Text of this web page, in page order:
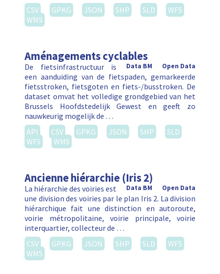
CSV
GPKG JSON SHP SLD
WFS
WMS
Aménagements cyclables
Open Data
Data BM
De fietsinfrastructuur is
een aanduiding van de fietspaden, gemarkeerde
fietsstroken, fietsgoten en fiets-/busstroken. De
dataset omvat het volledige grondgebied van het
Brussels Hoofdstedelijk Gewest en geeft zo
nauwkeurig mogelijk de …
API
CSV GPKG JSON SHP
SLD
WFS
WMS
Ancienne hiérarchie (Iris 2)
Open Data
Data BM
La hiérarchie des voiries est
une division des voiries par le plan Iris 2. La division
hiérarchique fait une distinction en autoroute,
voirie métropolitaine, voirie principale, voirie
interquartier, collecteur de …
CSV
GPKG JSON SHP SLD
WFS
WMS